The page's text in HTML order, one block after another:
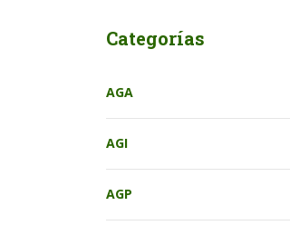
Categorías
AGA
AGI
AGP